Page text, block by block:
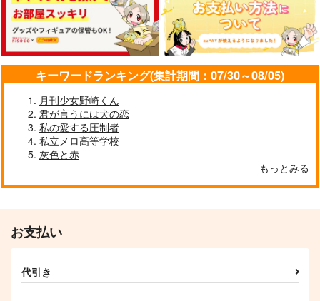
キーワードランキング(集計期間：07/30～08/05)
月刊少女野崎くん
君が言うには犬の恋
私の愛する圧制者
私立メロ高等学校
灰色と赤
もっとみる
お支払い
代引き